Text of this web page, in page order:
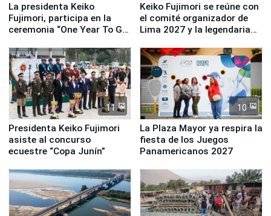
La presidenta Keiko
Fujimori, participa en la
ceremonia “One Year To Go
Keiko Fujimori se reúne con
el comité organizador de
Lima 2027 y la legendaria
11
Presidenta Keiko Fujimori
asiste al concurso
ecuestre “Copa Junín”
10
La Plaza Mayor ya respira la
fiesta de los Juegos
Panamericanos 2027